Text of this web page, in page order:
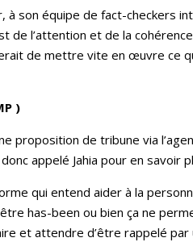
son équipe de fact-checkers
de l’attention et de la
de mettre vite en œuvre ce
)
proposition de tribune via
appelé Jahia pour en savoir
qui entend aider à la
has-been ou bien ça ne
et attendre d’être rappelé